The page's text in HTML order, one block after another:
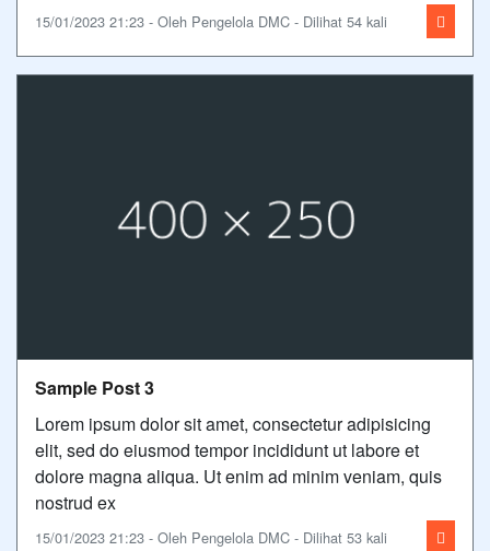
15/01/2023 21:23 - Oleh Pengelola DMC - Dilihat 54 kali
Sample Post 3
Lorem ipsum dolor sit amet, consectetur adipisicing
elit, sed do eiusmod tempor incididunt ut labore et
dolore magna aliqua. Ut enim ad minim veniam, quis
nostrud ex
15/01/2023 21:23 - Oleh Pengelola DMC - Dilihat 53 kali